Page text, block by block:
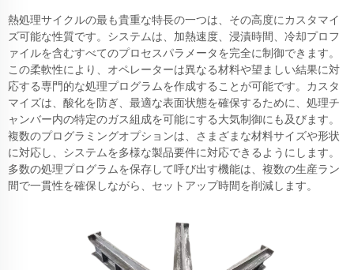
熱処理サイクルの最も貴重な特長の一つは、その高度にカスタマイ
ズ可能な性質です。システムは、加熱速度、浸漬時間、冷却プロフ
ァイルを含むすべてのプロセスパラメータを完全に制御できます。
この柔軟性により、オペレーターは異なる材料や望ましい結果に対
応する専門的な処理プログラムを作成することが可能です。カスタ
マイズは、酸化を防ぎ、最適な表面状態を確保するために、処理チ
ャンバー内の特定のガス組成を可能にする大気制御にも及びます。
複数のプログラミングオプションは、さまざまな材料サイズや形状
に対応し、システムを多様な製品要件に対応できるようにします。
多数の処理プログラムを保存して呼び出す機能は、複数の生産ラン
間で一貫性を確保しながら、セットアップ時間を削減します。